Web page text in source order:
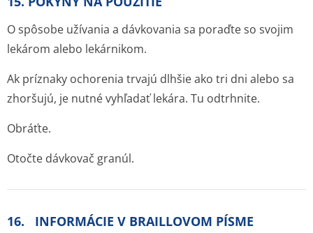
O spôsobe užívania a dávkovania sa poraďte so svojim
lekárom alebo lekárnikom.
Ak príznaky ochorenia trvajú dlhšie ako tri dni alebo sa
zhoršujú, je nutné vyhľadať lekára. Tu odtrhnite.
Obráťte.
Otočte dávkovač granúl.
16. INFORMÁCIE V BRAILLOVOM PÍSME